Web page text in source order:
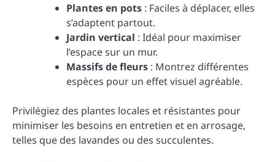
Plantes en pots : Faciles à déplacer, elles
s’adaptent partout.
Jardin vertical : Idéal pour maximiser
l’espace sur un mur.
Massifs de fleurs : Montrez différentes
espèces pour un effet visuel agréable.
Privilégiez des plantes locales et résistantes pour
minimiser les besoins en entretien et en arrosage,
telles que des lavandes ou des succulentes.